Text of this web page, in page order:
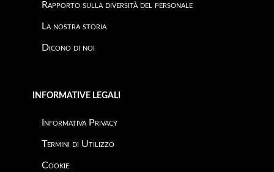
Rapporto sulla diversità del personale
La nostra storia
Dicono di noi
INFORMATIVE LEGALI
Informativa Privacy
Termini di Utilizzo
Cookie